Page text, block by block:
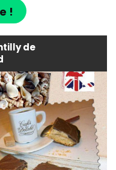
!
de